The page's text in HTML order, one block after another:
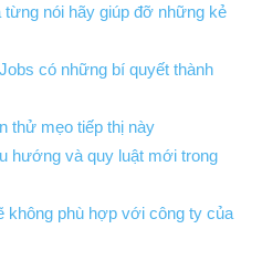
từng nói hãy giúp đỡ những kẻ
có những bí quyết thành
thử mẹo tiếp thị này
hướng và quy luật mới trong
không phù hợp với công ty của